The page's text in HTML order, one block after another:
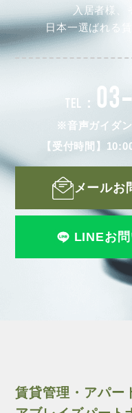
入居者様、
日本一選ばれる
TEL：
※音声ガイダ
【受付時間】
メールお
LINEお
賃貸管理・アパー